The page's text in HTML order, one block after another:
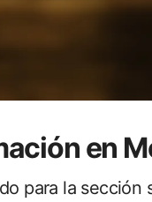
en
para la sección